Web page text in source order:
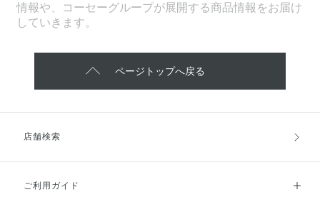
情報や、コーセーグループが展開する商品情報をお届け
していきます。
ページトップへ戻る
店舗検索
ご利用ガイド